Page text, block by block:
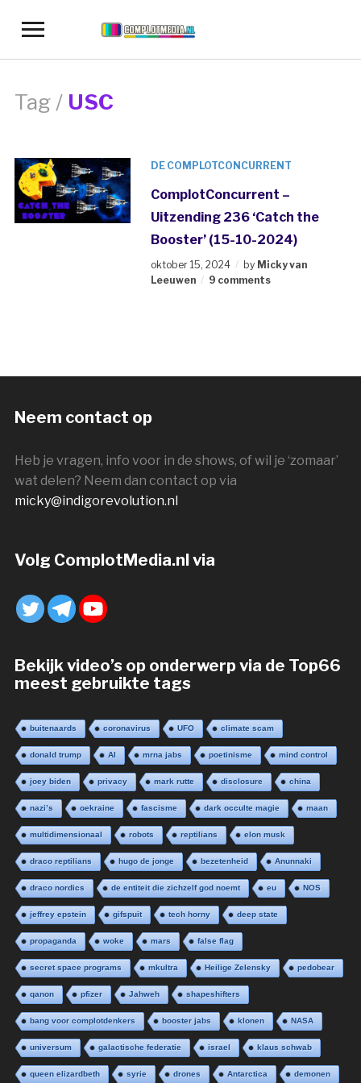
Toggle
navigation
Tag / USC
DE COMPLOTCONCURRENT
ComplotConcurrent –
Uitzending 236 ‘Catch the
Booster’ (15-10-2024)
oktober 15, 2024 by Micky van
Leeuwen
9 comments
Neem contact op
Heb je vragen, info voor in de shows, of wil je ‘zomaar’
wat delen? Neem dan contact op via
micky@indigorevolution.nl
Volg ComplotMedia.nl via
Bekijk video’s op onderwerp via de Top66
meest gebruikte tags
buitenaards coronavirus UFO climate scam
donald trump AI mrna jabs poetinisme mind control
joey biden privacy mark rutte disclosure china
nazi’s oekraine fascisme dark occulte magie maan
multidimensionaal robots reptilians elon musk
draco reptilians hugo de jonge bezetenheid Anunnaki
draco nordics de entiteit die zichzelf god noemt eu NOS
jeffrey epstein gifspuit tech horny deep state
propaganda woke mars false flag
secret space programs mkultra Heilige Zelensky pedobear
qanon pfizer Jahweh shapeshifters
bang voor complotdenkers booster jabs klonen NASA
universum galactische federatie israel klaus schwab
queen elizardbeth syrie drones Antarctica demonen